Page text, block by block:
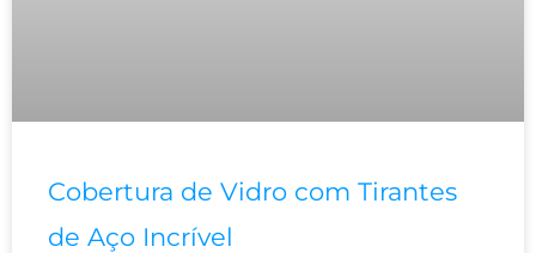
Cobertura de Vidro com Tirantes
de Aço Incrível